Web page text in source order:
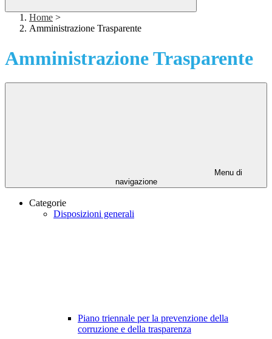
Home >
Amministrazione Trasparente
Amministrazione Trasparente
Menu di
navigazione
Categorie
Disposizioni generali
Piano triennale per la prevenzione della
corruzione e della trasparenza